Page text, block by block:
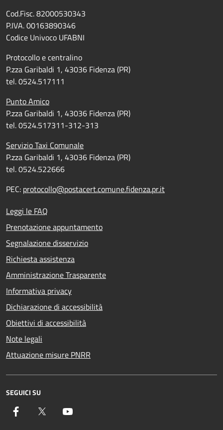
Cod.Fisc. 82000530343
P.IVA. 00163890346
Codice Univoco UFABNI
Protocollo e centralino
P.zza Garibaldi 1, 43036 Fidenza (PR)
tel. 0524.517111
Punto Amico
P.zza Garibaldi 1, 43036 Fidenza (PR)
tel. 0524.517311-312-313
Servizio Taxi Comunale
P.zza Garibaldi 1, 43036 Fidenza (PR)
tel. 0524.522666
PEC: protocollo@postacert.comune.fidenza.pr.it
Leggi le FAQ
Prenotazione appuntamento
Segnalazione disservizio
Richiesta assistenza
Amministrazione Trasparente
Informativa privacy
Dichiarazione di accessibilità
Obiettivi di accessibilità
Note legali
Attuazione misure PNRR
SEGUICI SU
Facebook Twitter